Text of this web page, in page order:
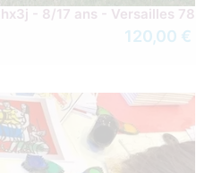
- 8/17 ans - Versailles 78
120,00 €